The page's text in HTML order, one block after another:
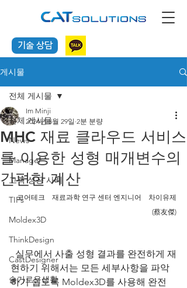
기술 상담
게시물
전체 게시물
News
Manager
고객 성공 사례
TIPs
Moldex3D
ThinkDesign
CastDesigner
슬기로운생활
전체 게시물
MHC 재료 클라우드 서비스
를 이용한 성형 매개변수의
간편한 계산
Im Minji
2024년 5월 29일 2분 분량
코어테크　재료과학 연구 센터 엔지니어　차이유제
(蔡友傑)
  실무에서 사출 성형 결과를 완전하게 재
현하기 위해서는 모든 세부사항을 파악
하기 쉽도록 Moldex3D를 사용해 완전